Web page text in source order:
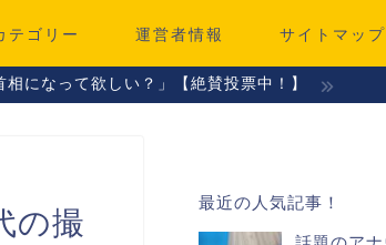
テゴリー 運営者情報 サイトマップ
になって欲しい？」【絶賛投票中！】
の撮
最近の人気記事！